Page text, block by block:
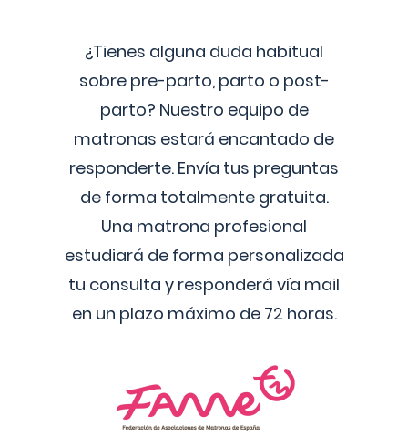
¿Tienes alguna duda habitual
sobre pre-parto, parto o post-
parto? Nuestro equipo de
matronas estará encantado de
responderte. Envía tus preguntas
de forma totalmente gratuita.
Una matrona profesional
estudiará de forma personalizada
tu consulta y responderá vía mail
en un plazo máximo de 72 horas.